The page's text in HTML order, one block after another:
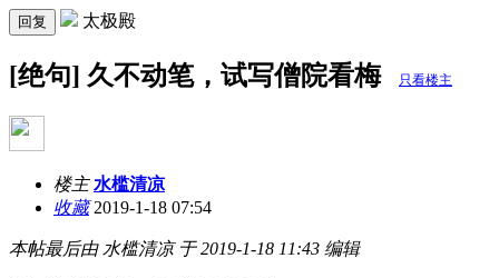
回复 太极殿
[绝句] 久不动笔，试写僧院看梅 只看楼主
楼主 水槛清凉
收藏2019-1-18 07:54
本帖最后由 水槛清凉 于 2019-1-18 11:43 编辑